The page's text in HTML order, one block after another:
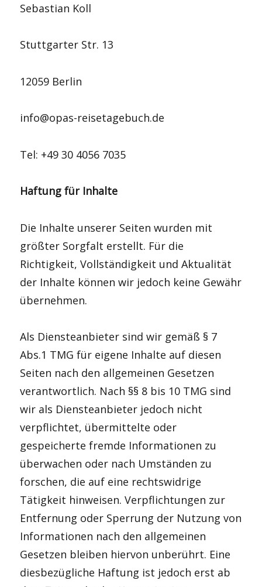
Sebastian Koll
Stuttgarter Str. 13
12059 Berlin
info@opas-reisetagebuch.de
Tel: +49 30 4056 7035
Haftung für Inhalte
Die Inhalte unserer Seiten wurden mit
größter Sorgfalt erstellt. Für die
Richtigkeit, Vollständigkeit und Aktualität
der Inhalte können wir jedoch keine Gewähr
übernehmen.
Als Diensteanbieter sind wir gemäß § 7
Abs.1 TMG für eigene Inhalte auf diesen
Seiten nach den allgemeinen Gesetzen
verantwortlich. Nach §§ 8 bis 10 TMG sind
wir als Diensteanbieter jedoch nicht
verpflichtet, übermittelte oder
gespeicherte fremde Informationen zu
überwachen oder nach Umständen zu
forschen, die auf eine rechtswidrige
Tätigkeit hinweisen. Verpflichtungen zur
Entfernung oder Sperrung der Nutzung von
Informationen nach den allgemeinen
Gesetzen bleiben hiervon unberührt. Eine
diesbezügliche Haftung ist jedoch erst ab